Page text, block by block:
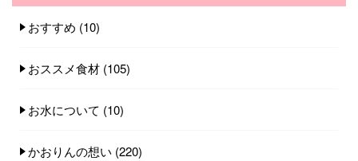
おすすめ (10)
おススメ食材 (105)
お水について (10)
かおりんの想い (220)